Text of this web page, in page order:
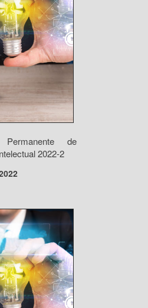
Permanente de
2022-2